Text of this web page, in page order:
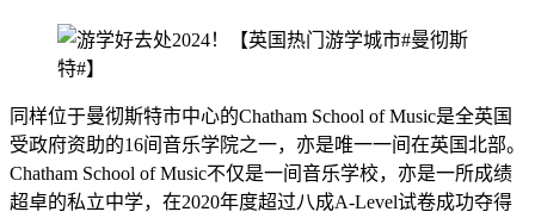
同样位于曼彻斯特市中心的Chatham School of Music是全英国
受政府资助的16间音乐学院之一，亦是唯一一间在英国北部。
Chatham School of Music不仅是一间音乐学校，亦是一所成绩
超卓的私立中学，在2020年度超过八成A-Level试卷成功夺得